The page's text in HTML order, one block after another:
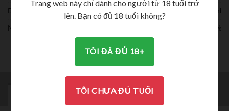
Dung tích: 750ml
Nồng độ: 16.6%
THƯỞNG THỨC
BRAND
Trang web này chỉ dành cho người từ 18 tuổi trở
lên. Bạn có đủ 18 tuổi không?
TÔI ĐÃ ĐỦ 18+
TÔI CHƯA ĐỦ TUỔI